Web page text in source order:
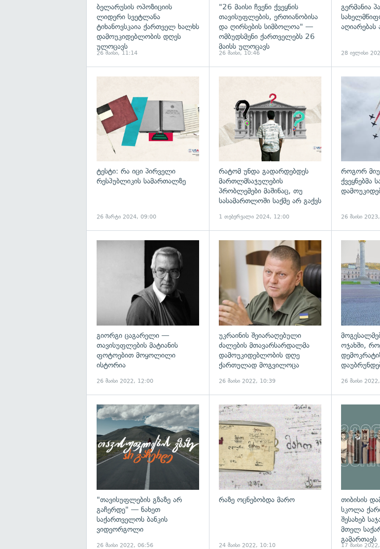
ბელარუსის ოპოზიციის
ლიდერი სვეტლანა
ტიხანოვსკაია ქართველ ხალხს
დამოუკიდებლობის დღეს
ულოცავს
26 მაისი, 11:14
"26 მაისი ჩვენი ქვეყნის
თავისუფლების, ერთიანობისა
და ღირსების სიმბოლოა" —
ომბუდსმენი ქართველებს 26
მაისს ულოცავს
26 მაისი, 10:46
გერმანია
აღიარებას
28 ივლისი
ტესტი: რა იცი პირველი
რესპუბლიკის სამართალზე
26 მარტი 2024, 09:00
რატომ უნდა გადარდებდეს
მართლმსაჯულების
პრობლემები მაშინაც, თუ
სასამართლოში საქმე არ გაქვს
1 თებერვალი 2024, 12:00
როგორ
ქვეყნებმა
26 მაისი
გიორგი ცაგარელი —
თავისუფლების მატიანის
ფოტოებით მოყოლილი
ისტორია
26 მაისი 2022, 12:00
გადახედვა
უკრაინის შეიარაღებული
ძალების მთავარსარდალმა
დამოუკიდებლობის დღე
ქართულად მოგვილოცა
26 მაისი 2022, 10:39
ოჯახში,
26 მაისი
"თავისუფლების გზაზე არ
გაჩერდე" — ნახეთ
საქართველოს ბანკის
ვიდეორგოლი
26 მაისი 2022, 06:56
რაზე ოცნებობდა მარო
24 მაისი 2022, 10:10
თიბისის
სკოლა
შესახებ
მთელ
გამართავს
17 მაისი